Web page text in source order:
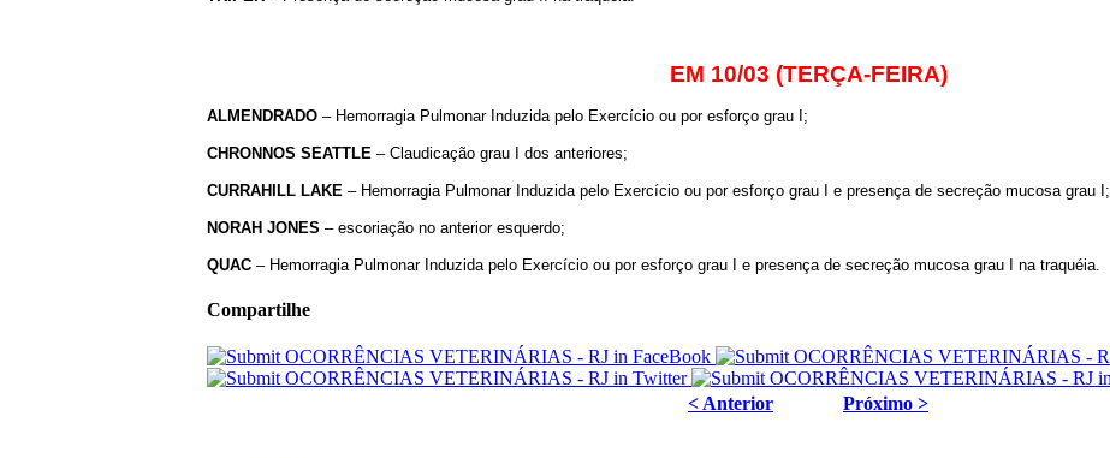
EM 10/03 (TERÇA-FEIRA)
ALMENDRADO – Hemorragia Pulmonar Induzida pelo Exercício ou por esforço grau I;
CHRONNOS SEATTLE – Claudicação grau I dos anteriores;
CURRAHILL LAKE – Hemorragia Pulmonar Induzida pelo Exercício ou por esforço grau I e presença de secreção mucosa grau I;
NORAH JONES – escoriação no anterior esquerdo;
QUAC – Hemorragia Pulmonar Induzida pelo Exercício ou por esforço grau I e presença de secreção mucosa grau I na traquéia.
Compartilhe
< Anterior Próximo >